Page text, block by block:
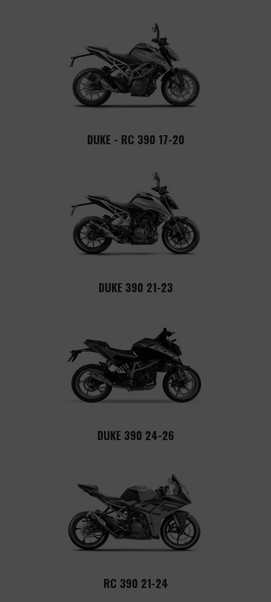
DUKE - RC 390 17-20
DUKE 390 21-23
DUKE 390 24-26
RC 390 21-24